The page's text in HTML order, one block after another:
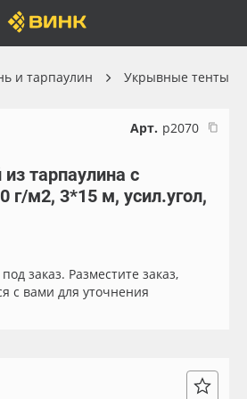
и тарпаулин Укрывные тенты
Арт. р2070
тарпаулина с
г/м2, 3*15 м, усил.угол,
заказ. Разместите заказ,
с вами для уточнения